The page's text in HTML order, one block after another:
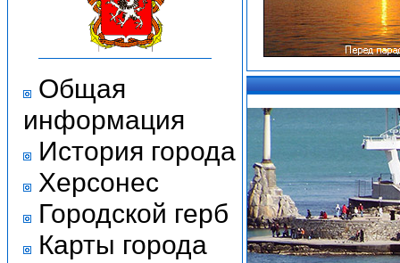
Общая
информация
История города
Херсонес
Городской герб
Карты города